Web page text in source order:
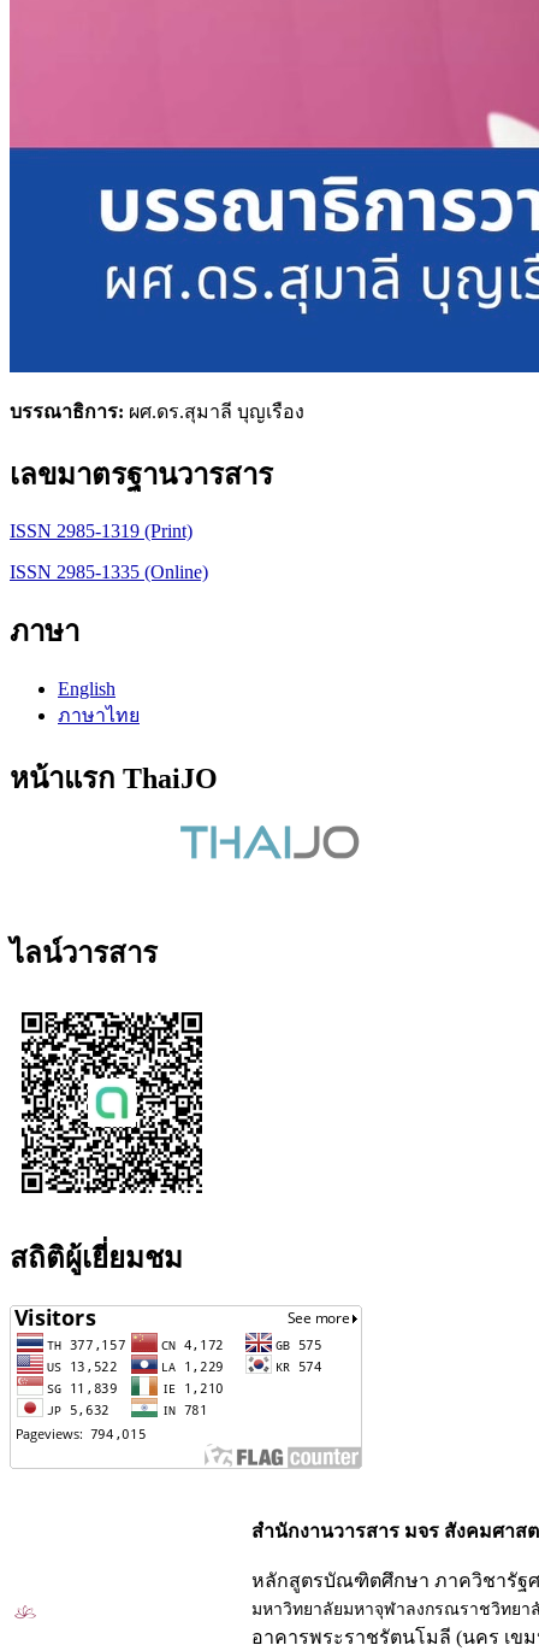
บรรณาธิการ: ผศ.ดร.สุมาลี บุญเรือง
เลขมาตรฐานวารสาร
ISSN 2985-1319 (Print)
ISSN 2985-1335 (Online)
ภาษา
English
ภาษาไทย
หน้าแรก ThaiJO
ไลน์วารสาร
สถิติผู้เยี่ยมชม
สำนักงานวารสาร มจร สังคมศาส
หลักสูตรบัณฑิตศึกษา ภาควิชารัฐ
มหาวิทยาลัยมหาจุฬาลงกรณราชวิทยา
อาคารพระราชรัตนโมลี (นคร เข